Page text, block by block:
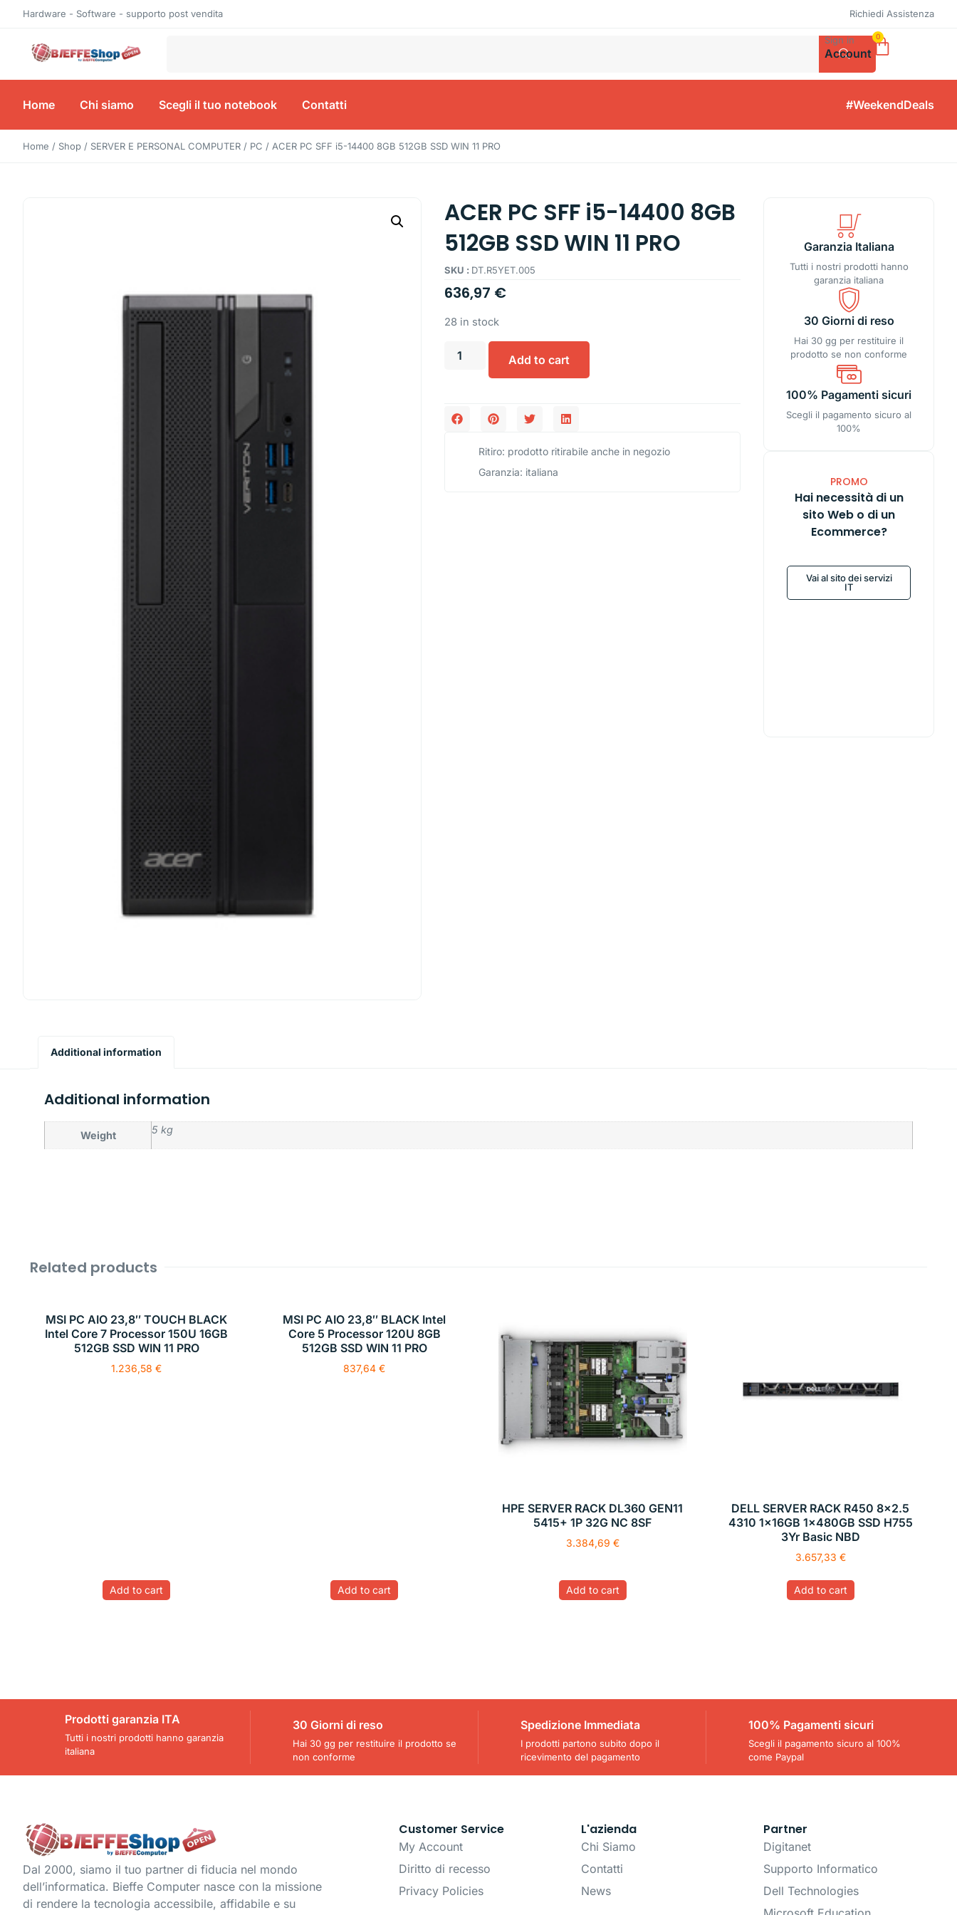
Hardware - Software - supporto post vendita Richiedi Assistenza
Sign in
Account
0
Home Chi siamo Scegli il tuo notebook Contatti #WeekendDeals
Home / Shop / SERVER E PERSONAL COMPUTER / PC / ACER PC SFF i5-14400 8GB 512GB SSD WIN 11 PRO
ACER PC SFF i5-14400 8GB
512GB SSD WIN 11 PRO
SKU : DT.R5YET.005
636,97 €
28 in stock
Add to cart
Ritiro: prodotto ritirabile anche in negozio
Garanzia: italiana
Garanzia Italiana
Tutti i nostri prodotti hanno
garanzia italiana
30 Giorni di reso
Hai 30 gg per restituire il
prodotto se non conforme
100% Pagamenti sicuri
Scegli il pagamento sicuro al
100%
PROMO
Hai necessità di un
sito Web o di un
Ecommerce?
Vai al sito dei servizi
IT
Additional information
Additional information
Weight 5 kg
Related products
MSI PC AIO 23,8″ TOUCH BLACK
Intel Core 7 Processor 150U 16GB
512GB SSD WIN 11 PRO
1.236,58€
Add to cart
MSI PC AIO 23,8″ BLACK Intel
Core 5 Processor 120U 8GB
512GB SSD WIN 11 PRO
837,64€
Add to cart
HPE SERVER RACK DL360 GEN11
5415+ 1P 32G NC 8SF
3.384,69 €
Add to cart
DELL SERVER RACK R450 8×2.5
4310 1x16GB 1x480GB SSD H755
3Yr Basic NBD
3.657,33 €
Add to cart
Prodotti garanzia ITA
Tutti i nostri prodotti hanno garanzia
italiana
30 Giorni di reso
Hai 30 gg per restituire il prodotto se
non conforme
Spedizione Immediata
I prodotti partono subito dopo il
ricevimento del pagamento
100% Pagamenti sicuri
Scegli il pagamento sicuro al 100%
come Paypal
Dal 2000, siamo il tuo partner di fiducia nel mondo
dell’informatica. Bieffe Computer nasce con la missione
di rendere la tecnologia accessibile, affidabile e su
Customer Service
My Account
Diritto di recesso
Privacy Policies
L'azienda
Chi Siamo
Contatti
News
Partner
Digitanet
Supporto Informatico
Dell Technologies